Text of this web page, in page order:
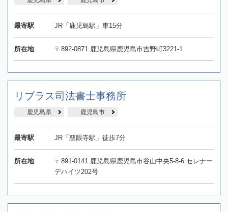
最寄駅 JR「鹿児島駅」車15分
所在地 〒892-0871 鹿児島県鹿児島市吉野町3221-1
リブラス司法書士事務所
鹿児島県 鹿児島市
最寄駅 JR「慈眼寺駅」徒歩7分
所在地
〒891-0141 鹿児島県鹿児島市谷山中央5-8-6 セレナー
デハイツ202号